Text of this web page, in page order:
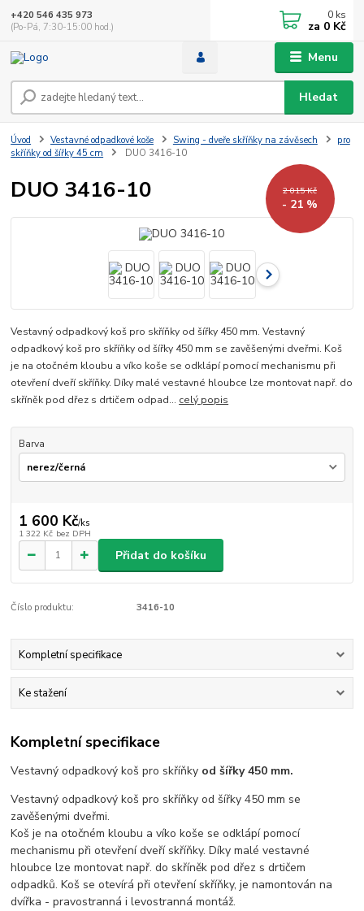
Menu
Hledat
+420 546 435 973
(Po-Pá, 7:30-15:00 hod.)
0 ks
za 0 Kč
Úvod Vestavné odpadkové koše Swing - dveře skříňky na závěsech
pro
skříňky od šířky 45 cm
DUO 3416-10
DUO 3416-10 2 015 Kč
- 21 %
Vestavný odpadkový koš pro skříňky od šířky 450 mm. Vestavný
odpadkový koš pro skříňky od šířky 450 mm se zavěšenými dveřmi. Koš
je na otočném kloubu a víko koše se odklápí pomocí mechanismu při
otevření dveří skříňky. Díky malé vestavné hloubce lze montovat např. do
skříněk pod dřez s drtičem odpad... celý popis
Barva
1 600 Kč/ks
1 322 Kč bez DPH
Přidat do košíku
Číslo produktu: 3416-10
Kompletní specifikace
Ke stažení
Kompletní specifikace
Vestavný odpadkový koš pro skříňky od šířky 450 mm.
Vestavný odpadkový koš pro skříňky od šířky 450 mm se
zavěšenými dveřmi.
Koš je na otočném kloubu a víko koše se odklápí pomocí
mechanismu při otevření dveří skříňky. Díky malé vestavné
hloubce lze montovat např. do skříněk pod dřez s drtičem
odpadků. Koš se otevírá při otevření skříňky, je namontován na
dvířka - pravostranná i levostranná montáž.